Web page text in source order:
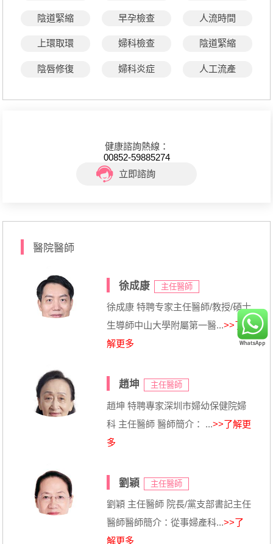
陰道緊縮 早孕檢查 人流時間
上環取環 婦科檢查 陰道緊縮
陰唇修復 婦科炎症 人工流產
健康諮詢熱線：
00852-59885274
立即諮詢
醫院醫師
徐成康 主任醫師
徐成康 特聘专家主任醫師/教授/碩士
生導師中山大學附屬第一醫...>>了
解更多
趙坤 主任醫師
趙坤 特聘專家深圳市婦幼保健院婦
科 主任醫師 醫師簡介： ...>>了解更
多
劉穎 主任醫師
劉穎 主任醫師 院長/黨支部書記主任
醫師醫師簡介：從事婦產科...>>了
解更多